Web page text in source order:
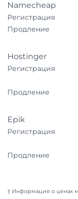
Namecheap
Регистрация
Продление
Hostinger
Регистрация
Продление
Epik
Регистрация
Продление
† Информация о ценах